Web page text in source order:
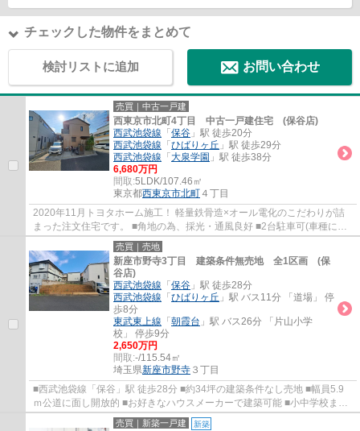
チェックした物件をまとめて
検討リストに追加 お問い合わせ
売買｜中古一戸建
西東京市北町4丁目 中古一戸建住宅 (保谷店)
西武池袋線 「 保谷 」駅 徒歩20分
西武池袋線 「 ひばりヶ丘 」駅 徒歩29分
西武池袋線 「 大泉学園 」駅 徒歩38分
6,680万円
間取:5LDK/107.46㎡
東京都西東京市北町 ４丁目
2020年11月トヨタホーム施工！ 軽量鉄骨造×オール電化のこだわりが詰
まった注文住宅です。 ■角地の為、採光・通風良好 ■2台駐車可(車種によ
る) ■家事便利な水回り集中設計 ■プライバ...
売買｜売地
新座市野寺3丁目 建築条件無売地 全1区画 (保
谷店)
西武池袋線 「 保谷 」駅 徒歩28分
西武池袋線 「 ひばりヶ丘 」駅 バス11分 「道場」 停
歩8分
東武東上線 「 朝霞台 」駅 バス26分 「片山小学
校」 停歩9分
2,650万円
間取:-/115.54㎡
埼玉県新座市野寺 ３丁目
■西武池袋線「保谷」駅 徒歩28分 ■約34坪の建築条件なし売地 ■幅員5.9
ｍ公道に面し開放的 ■お好きなハウスメーカーで建築可能 ■小中学校まで
徒歩10分以内
売買｜新築一戸建 新築